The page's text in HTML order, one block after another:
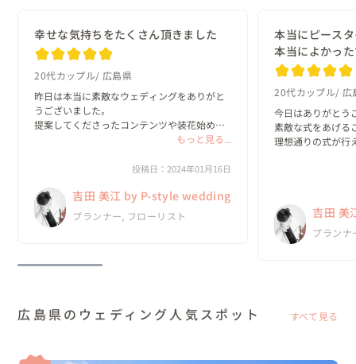
幸せな気持ちをたくさん頂きました
20代カップル 広島県
昨日は本当に素敵なウェディングをありがと
うございました。
提案してくださったコンテンツや装花始め会
敵で終始興奮してました！
し、インタビューや...
もっと見る...
投稿日：2024年01月16日
吉田 美江 by P-style wedding
プランナー, フローリスト
本当にピース
本当によかっ
20代カップル 広
今日はありがとう
素敵な式をあげる
理想通りの式が行
ご縁があったらま
す。...
吉田
プランナ
広島県のウェディング人気スポット すべて見る